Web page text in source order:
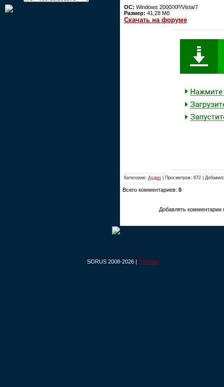
ОС: Windows 2000/XP/Vista/7
Размер: 41,28 Мб
Скачать на форуме
Категория: Аудио | Просмотров: 672 |
Всего комментариев: 0
Добавлять комментарии
SORUS 2008-2026 | Sitemap